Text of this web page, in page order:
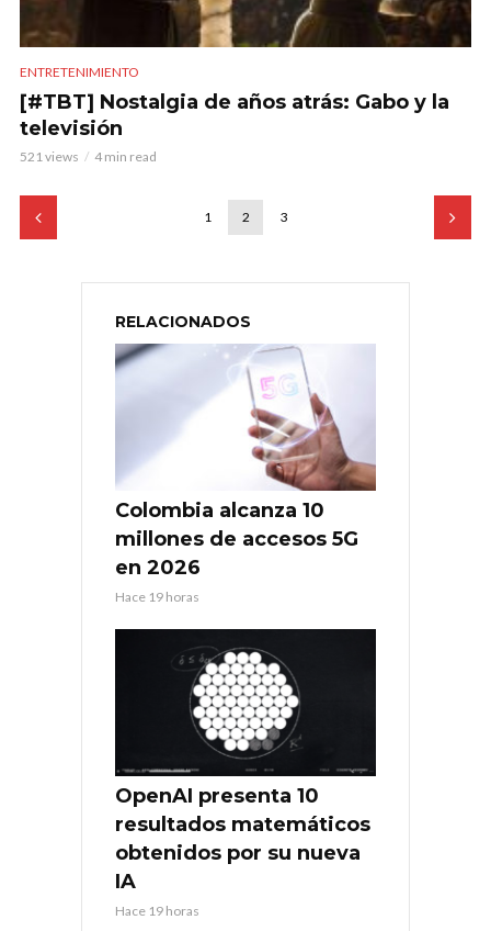
ENTRETENIMIENTO
[#TBT] Nostalgia de años atrás: Gabo y la
televisión
521 views 4 min read
1 2 3
RELACIONADOS
Colombia alcanza 10
millones de accesos 5G
en 2026
Hace 19 horas
OpenAI presenta 10
resultados matemáticos
obtenidos por su nueva
IA
Hace 19 horas